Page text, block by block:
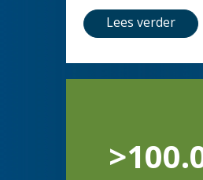
Lees verder